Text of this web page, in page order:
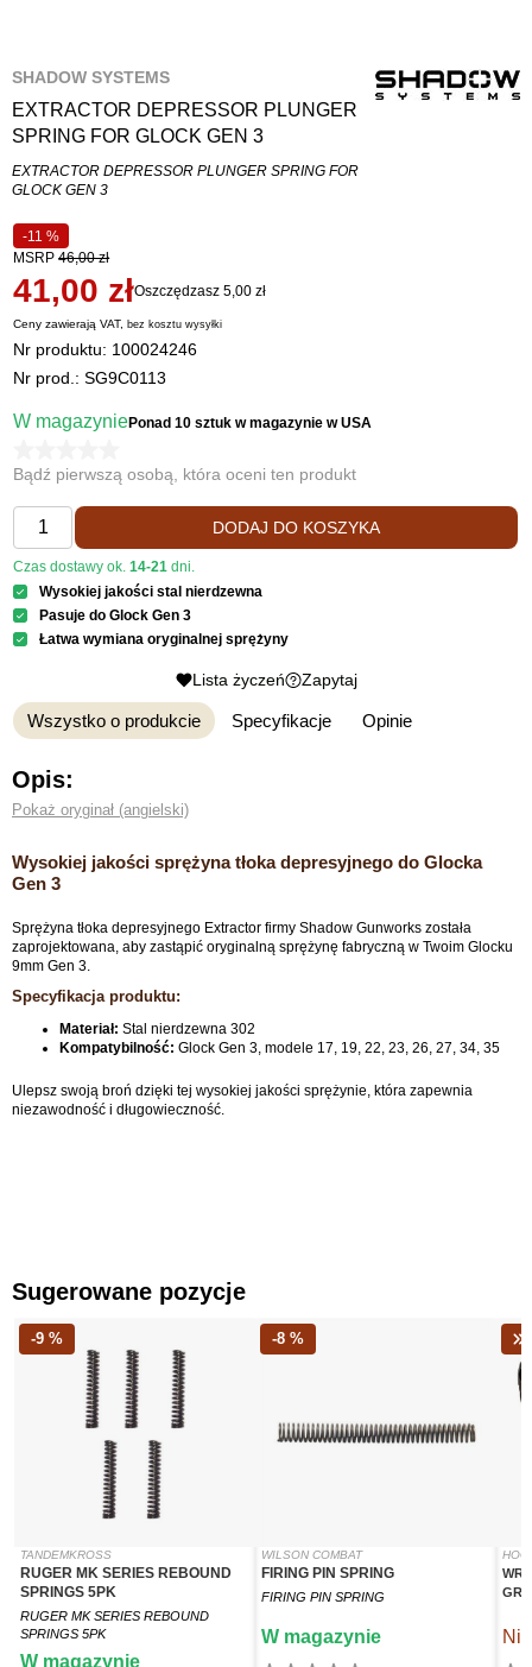
SHADOW SYSTEMS
EXTRACTOR DEPRESSOR PLUNGER
SPRING FOR GLOCK GEN 3
EXTRACTOR DEPRESSOR PLUNGER SPRING FOR
GLOCK GEN 3
-11 %
MSRP 46,00 zł
41,00 złOszczędzasz 5,00 zł
Ceny zawierają VAT,bez kosztuwysyłki
Nr produktu: 100024246
Nr prod.: SG9C0113
W magazyniePonad 10 sztukw magazynie w USA
Bądź pierwszą osobą, która oceni ten produkt
DODAJ DO KOSZYKA
Czas dostawy ok.14-21 dni.
Wysokiej jakości stal nierdzewna
Pasuje do Glock Gen 3
Łatwa wymiana oryginalnej sprężyny
Lista życzeń Zapytaj
Wszystko o produkcie Specyfikacje Opinie
Opis:
Pokaż oryginał (angielski)
Wysokiej jakości sprężyna tłoka depresyjnego do Glocka
Gen 3
Sprężyna tłoka depresyjnego Extractor firmy Shadow Gunworks została
zaprojektowana, aby zastąpić oryginalną sprężynę fabryczną w Twoim Glocku
9mm Gen 3.
Specyfikacja produktu:
Materiał: Stal nierdzewna 302
Kompatybilność: Glock Gen 3, modele 17, 19, 22, 23, 26, 27, 34, 35
Ulepsz swoją broń dzięki tej wysokiej jakości sprężynie, która zapewnia
niezawodność i długowieczność.
Sugerowane pozycje
-9 %
TANDEMKROSS
RUGER MK SERIES REBOUND
SPRINGS 5PK
RUGER MK SERIES REBOUND
SPRINGS 5PK
W magazynie
-8 %
WILSON COMBAT
FIRING PIN SPRING
FIRING PIN SPRING
W magazynie